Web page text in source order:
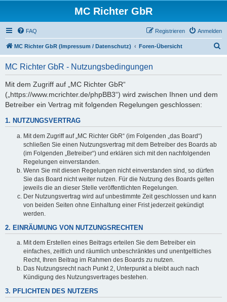
MC Richter GbR
FAQ Anmelden
Registrieren
MC Richter GbR (Impressum / Datenschutz) Foren-Übersicht
MC Richter GbR - Nutzungsbedingungen
Mit dem Zugriff auf „MC Richter GbR“
(„https://www.mcrichter.de/phpBB3“) wird zwischen Ihnen und dem
Betreiber ein Vertrag mit folgenden Regelungen geschlossen:
1. NUTZUNGSVERTRAG
Mit dem Zugriff auf „MC Richter GbR“ (im Folgenden „das Board“)
schließen Sie einen Nutzungsvertrag mit dem Betreiber des Boards ab
(im Folgenden „Betreiber“) und erklären sich mit den nachfolgenden
Regelungen einverstanden.
Wenn Sie mit diesen Regelungen nicht einverstanden sind, so dürfen
Sie das Board nicht weiter nutzen. Für die Nutzung des Boards gelten
jeweils die an dieser Stelle veröffentlichten Regelungen.
Der Nutzungsvertrag wird auf unbestimmte Zeit geschlossen und kann
von beiden Seiten ohne Einhaltung einer Frist jederzeit gekündigt
werden.
2. EINRÄUMUNG VON NUTZUNGSRECHTEN
Mit dem Erstellen eines Beitrags erteilen Sie dem Betreiber ein
einfaches, zeitlich und räumlich unbeschränktes und unentgeltliches
Recht, Ihren Beitrag im Rahmen des Boards zu nutzen.
Das Nutzungsrecht nach Punkt 2, Unterpunkt a bleibt auch nach
Kündigung des Nutzungsvertrages bestehen.
3. PFLICHTEN DES NUTZERS